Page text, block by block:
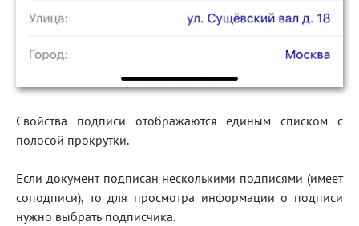
Свойства подписи отображаются единым списком с
полосой прокрутки.
Если документ подписан несколькими подписями (имеет
соподписи), то для просмотра информации о подписи
нужно выбрать подписчика.